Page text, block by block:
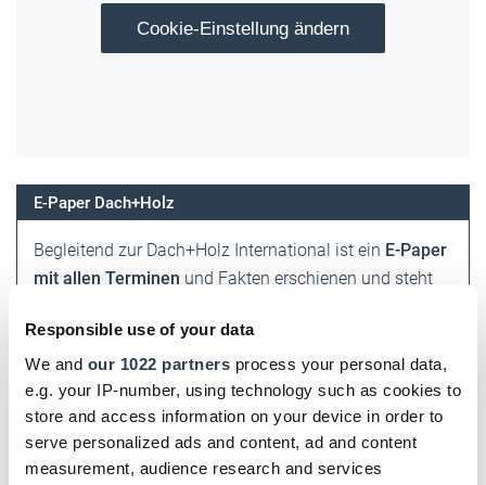
Responsible use of your data
We and our 1022 partners process your personal data,
e.g. your IP-number, using technology such as cookies to
store and access information on your device in order to
serve personalized ads and content, ad and content
measurement, audience research and services
Cookie-Einstellung ändern
E-Paper Dach+Holz
Begleitend zur Dach+Holz International ist ein E-Paper
mit allen Terminen und Fakten erschienen und steht
und schon geht es los!
DHB jetzt auch digital!
Einfach hier klicken und für das digitale DHB
registrieren!